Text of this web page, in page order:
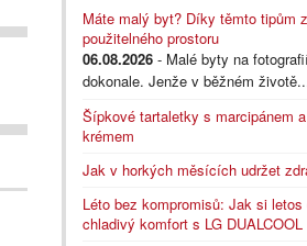
Máte malý byt? Díky těmto tipům
použitelného prostoru
06.08.2026 - Malé byty na
dokonale. Jenže v běžném
Šípkové tartaletky s marcipánem
krémem
Jak v horkých měsících udržet
Léto bez kompromisů: Jak si
chladivý komfort s LG DUALCOOL